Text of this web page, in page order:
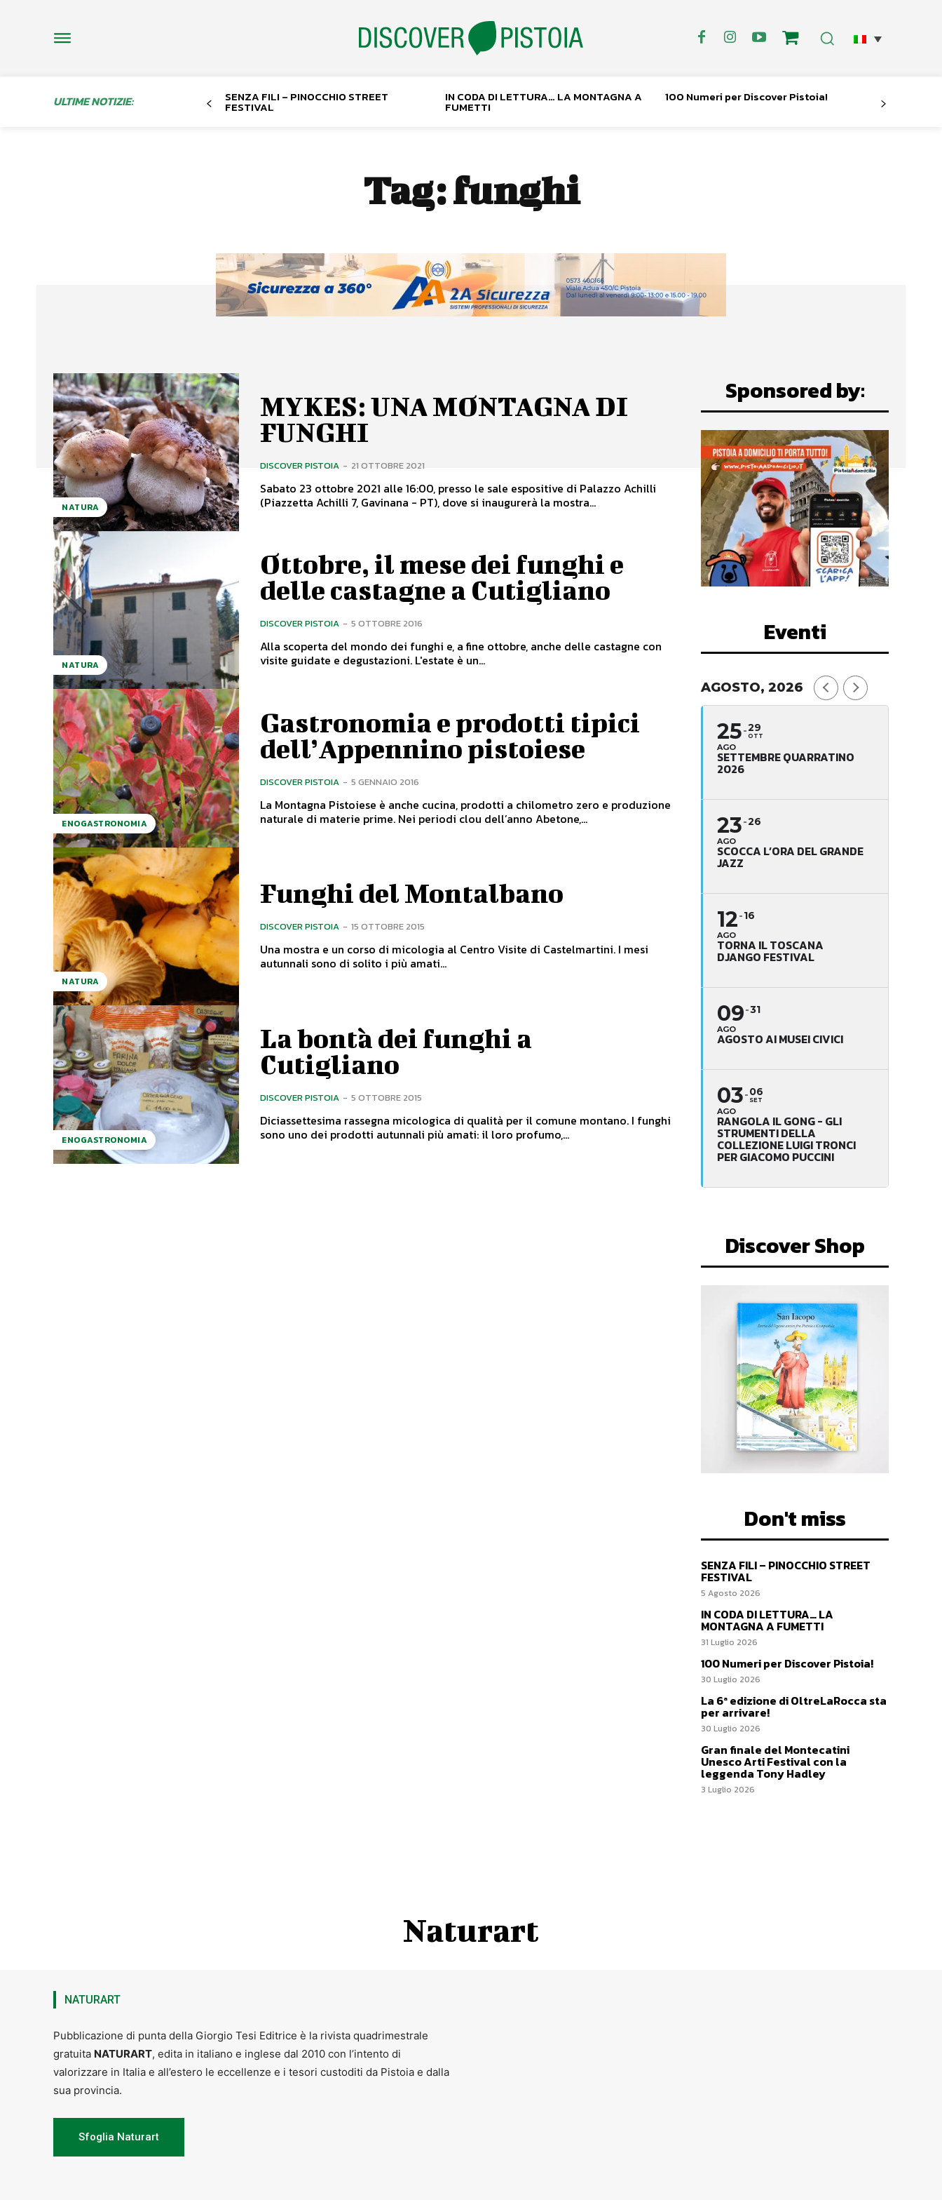
ULTIME NOTIZIE: SENZA FILI – PINOCCHIO STREET
FESTIVAL
IN CODA DI LETTURA… LA MONTAGNA A
FUMETTI
100 Numeri per Discover Pistoia!
Tag:funghi
NATURA
MYKES: UNA MONTAGNA DI
FUNGHI
DISCOVER PISTOIA - 21 OTTOBRE 2021
Sabato 23 ottobre 2021 alle 16:00, presso le sale espositive di Palazzo Achilli
(Piazzetta Achilli 7, Gavinana - PT), dove si inaugurerà la mostra...
NATURA
Ottobre, il mese dei funghi e
delle castagne a Cutigliano
DISCOVER PISTOIA - 5 OTTOBRE 2016
Alla scoperta del mondo dei funghi e, a fine ottobre, anche delle castagne con
visite guidate e degustazioni. L'estate è un...
ENOGASTRONOMIA
Gastronomia e prodotti tipici
dell’Appennino pistoiese
DISCOVER PISTOIA - 5 GENNAIO 2016
La Montagna Pistoiese è anche cucina, prodotti a chilometro zero e produzione
naturale di materie prime. Nei periodi clou dell’anno Abetone,...
NATURA
Funghi del Montalbano
DISCOVER PISTOIA - 15 OTTOBRE 2015
Una mostra e un corso di micologia al Centro Visite di Castelmartini. I mesi
autunnali sono di solito i più amati...
ENOGASTRONOMIA
La bontà dei funghi a
Cutigliano
DISCOVER PISTOIA - 5 OTTOBRE 2015
Diciassettesima rassegna micologica di qualità per il comune montano. I funghi
sono uno dei prodotti autunnali più amati: il loro profumo,...
Sponsored by:
Eventi
AGOSTO, 2026
25
AGO
29
OTT
SETTEMBRE QUARRATINO
2026
23
AGO
26
SCOCCA L’ORA DEL GRANDE
JAZZ
12
AGO
16
TORNA IL TOSCANA
DJANGO FESTIVAL
09
AGO
31
AGOSTO AI MUSEI CIVICI
03
AGO
06
SET
RANGOLA IL GONG - GLI
STRUMENTI DELLA
COLLEZIONE LUIGI TRONCI
PER GIACOMO PUCCINI
Discover Shop
Don't miss
SENZA FILI – PINOCCHIO STREET
FESTIVAL
5 Agosto 2026
IN CODA DI LETTURA… LA
MONTAGNA A FUMETTI
31 Luglio 2026
100 Numeri per Discover Pistoia!
30 Luglio 2026
La 6ª edizione di OltreLaRocca sta
per arrivare!
30 Luglio 2026
Gran finale del Montecatini
Unesco Arti Festival con la
leggenda Tony Hadley
3 Luglio 2026
Naturart
NATURART
Pubblicazione di punta della Giorgio Tesi Editrice è la rivista quadrimestrale
gratuita NATURART, edita in italiano e inglese dal 2010 con l’intento di
valorizzare in Italia e all’estero le eccellenze e i tesori custoditi da Pistoia e dalla
sua provincia.
Sfoglia Naturart